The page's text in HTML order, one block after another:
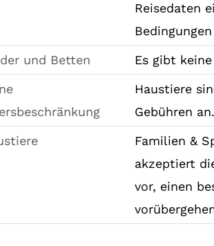
Reisedaten
und Betten
Es gibt
Haustiere
Gebühren an.
Familien &
akzeptiert
vor, einen